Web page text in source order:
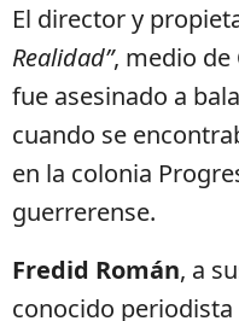
El director y
Realidad”, medio de
fue asesinado a
cuando se
en la colonia
guerrerense.
Fredid Román, a
conocido periodista